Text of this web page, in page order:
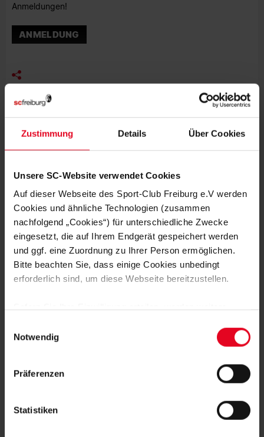
Zustimmung Details Über Cookies
Unsere SC-Website verwendet Cookies
Auf dieser Webseite des Sport-Club Freiburg e.V werden
Cookies und ähnliche Technologien (zusammen
nachfolgend „Cookies“) für unterschiedliche Zwecke
eingesetzt, die auf Ihrem Endgerät gespeichert werden
und ggf. eine Zuordnung zu Ihrer Person ermöglichen.
Bitte beachten Sie, dass einige Cookies unbedingt
erforderlich sind, um diese Webseite bereitzustellen.
Daten von Ihnen (z.B. persönlichen Identifikatoren oder
IP-Adressen) verarbeitet werden. Durch Klicken auf den
Speicherung aller aufgeführten Cookies und der
Daten für die unten jeweils angegebene Zwecke gem. §
25 Abs. 1 TDDDG, Art. 6 Abs. 1 lit. a DSGVO zu. Sie
Notwendig
Präferenzen
Statistiken
Anmeldungen!
ANMELDUNG
BEWEGUNG, MEDIENBILDUNG UND
VEREIN 31.07.2026
JUBILÄUMSABEND MIT STREICH UND
SCHUHPLATTLERN
VEREIN 30.07.2026
PHILIPP LIENHART IM PODCAST-
INTERVIEW
IN ERINNERUNG AN FRANZ-KARL